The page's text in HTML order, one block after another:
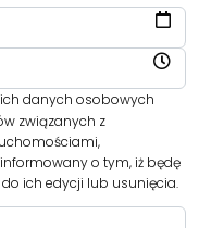
danych osobowych
związanych z
o tym, iż będę
ich edycji lub usunięcia.